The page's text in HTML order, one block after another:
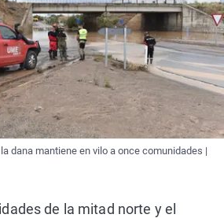
dana mantiene en vilo a once comunidades |
de la mitad norte y el